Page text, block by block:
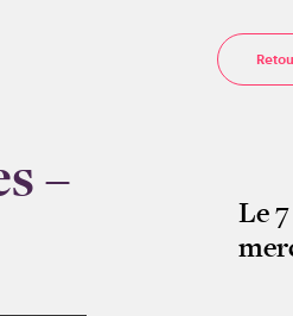
–
Le